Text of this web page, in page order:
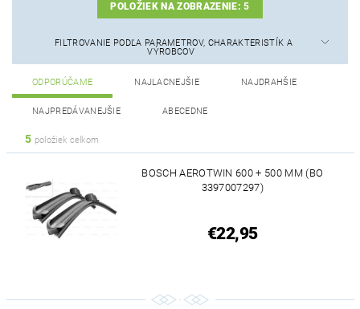
POLOŽIEK NA ZOBRAZENIE:5
FILTROVANIE PODĽA PARAMETROV, CHARAKTERISTÍK A
VÝROBCOV
ODPORÚČAME NAJLACNEJŠIE NAJDRAHŠIE
NAJPREDÁVANEJŠIE ABECEDNE
5 položiek celkom
BOSCH AEROTWIN 600 + 500 MM (BO
3397007297)
€22,95